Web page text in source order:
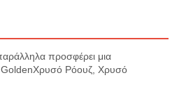
προσφέρει μια
GoldenΧρυσό Ρόουζ, Χρυσό